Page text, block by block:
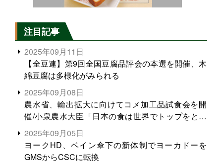
注目記事
2025年09月11日
【全豆連】第9回全国豆腐品評会の本選を開催、木
綿豆腐は多様化がみられる
2025年09月08日
農水省、輸出拡大に向けてコメ加工品試食会を開
催/小泉農水大臣「日本の食は世界でトップをとれ
る。米増産に向けて、米輸出需要の拡大を」
2025年09月05日
ヨークHD、ベイン傘下の新体制でヨーカドーを
GMSからCSCに転換